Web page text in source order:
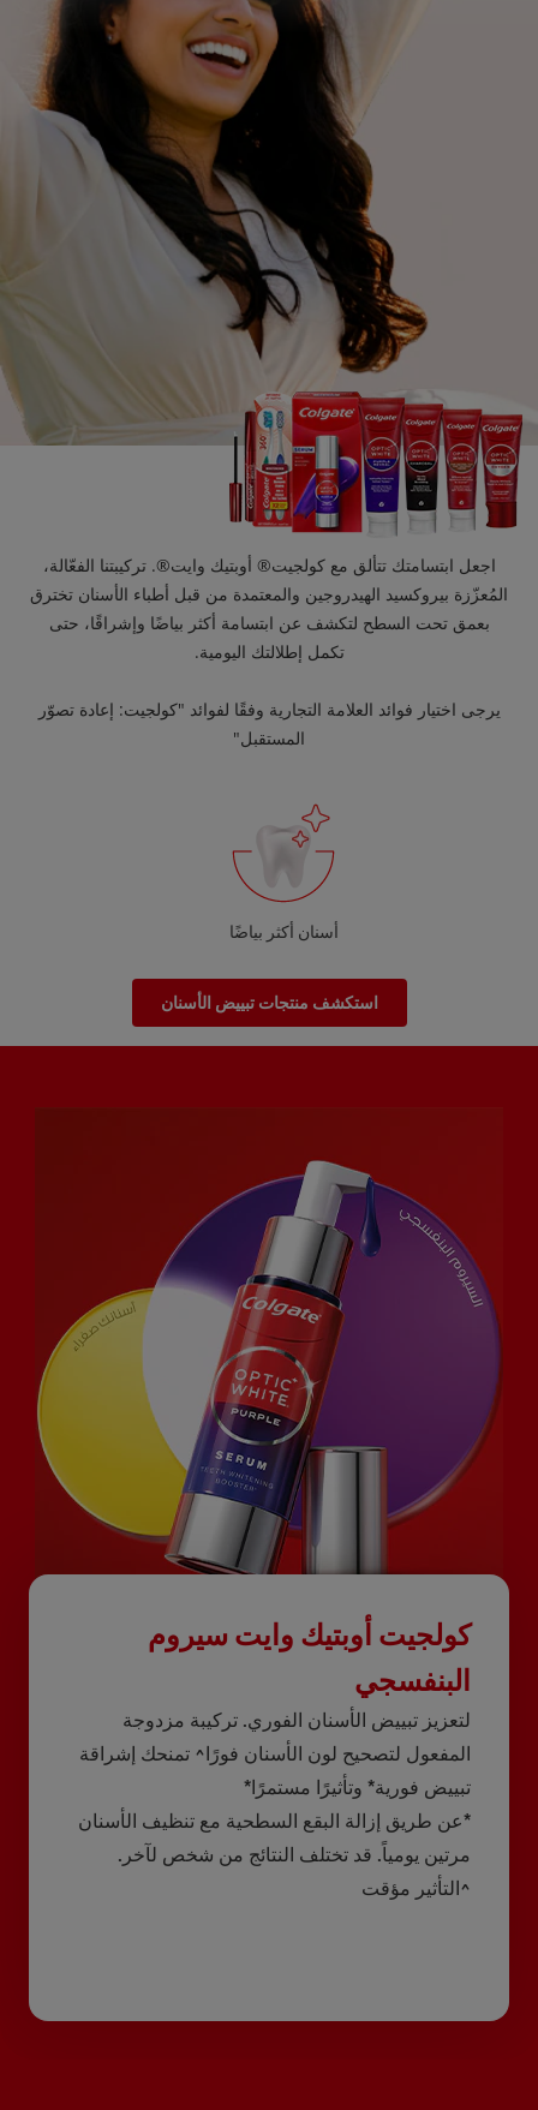
للمحترفين
الولايات المتحدة (الإنجليزية)
اجعل ابتسامتك تتألق مع كولجيت® أوبتيك وايت®. تركيبتنا الفعّالة،
المُعزّزة بيروكسيد الهيدروجين والمعتمدة من قبل أطباء الأسنان تخترق
بعمق تحت السطح لتكشف عن ابتسامة أكثر بياضًا وإشراقًا، حتى
تكمل إطلالتك اليومية.
يرجى اختيار فوائد العلامة التجارية وفقًا لفوائد "كولجيت: إعادة تصوّر
المستقبل"
أسنان أكثر بياضًا
استكشف منتجات تبييض الأسنان
كولجيت أوبتيك وايت سيروم
البنفسجي
لتعزيز تبييض الأسنان الفوري. تركيبة مزدوجة
المفعول لتصحيح لون الأسنان فورًا^ تمنحك إشراقة
تبييض فورية* وتأثيرًا مستمرًا*
*عن طريق إزالة البقع السطحية مع تنظيف الأسنان
مرتين يومياً. قد تختلف النتائج من شخص لآخر.
^التأثير مؤقت